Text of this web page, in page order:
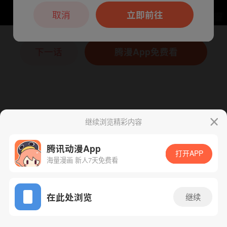
App免费看
腾漫App免费看
继续浏览精彩内容
腾讯动漫App
海量漫画 新人7天免费看
打开APP
在此处浏览 继续
户7天免费看立即前往
取消